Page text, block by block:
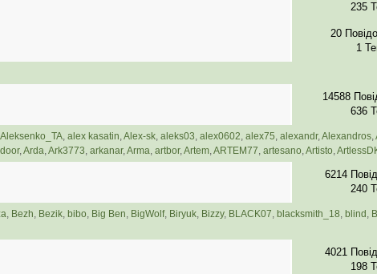
235
20
1
14588
636
Aleksenko_TA, alex kasatin,Alex-sk, aleks03, alex0602, alex75, alexandr,Alexandros,
,Arda,Ark3773, arkanar,Arma, artbor,Artem,ARTEM77, artesano,Artisto,
6214
240
, Bezh, Bezik, bibo, Big Ben, BigWolf, Biryuk, Bizzy, BLACK07, blacksmith_18, blind ,
4021
198